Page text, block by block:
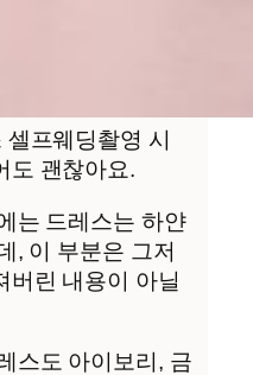
프웨딩촬영 시
도 괜찮아요.
는 드레스는 하얀
, 이 부분은 그저
버린 내용이 아닐
스도 아이보리, 금